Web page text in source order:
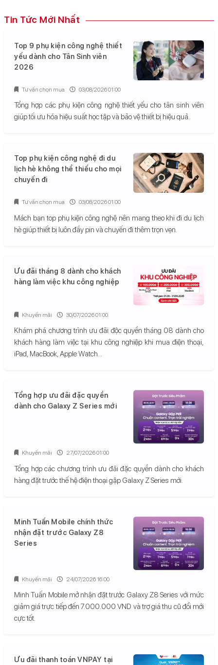
Tin Tức Mới Nhất
Top 9 phụ kiện công nghệ thiết
yếu dành cho Tân Sinh viên
2026
Tổng hợp các phụ kiện công nghệ thiết yếu cho tân sinh viên
giúp tối ưu hóa hiệu suất học tập và bảo vệ thiết bị hiệu quả.
Tư vấn chọn mua 03/08/2026 01:00
Top phụ kiện công nghệ đi du
lịch hè không thể thiếu cho mọi
chuyến đi
Mách bạn top phụ kiện công nghệ nên mang theo khi đi du lịch
hè giúp thiết bị luôn đầy pin và chuyến đi thêm trọn vẹn.
Tư vấn chọn mua 03/08/2026 01:00
Ưu đãi tháng 8 dành cho khách
hàng làm việc khu công nghiệp
Khám phá chương trình ưu đãi độc quyền tháng 08 dành cho
khách hàng làm việc tại khu công nghiệp khi mua điện thoại,
iPad, MacBook, Apple Watch...
Khuyến mãi 30/07/2026 01:00
Tổng hợp ưu đãi đặc quyền
dành cho Galaxy Z Series mới
Tổng hợp các chương trình ưu đãi đặc quyền dành cho khách
hàng đặt trước thế hệ điện thoại gập Galaxy Z Series mới.
Khuyến mãi 27/07/2026 01:00
Minh Tuấn Mobile chính thức
nhận đặt trước Galaxy Z8
Series
Minh Tuấn Mobile mở nhận đặt trước Galaxy Z8 Series với mức
giảm giá trực tiếp đến 7.000.000 VND và trợ giá thu cũ đổi mới
cực tốt.
Khuyến mãi 24/07/2026 16:00
Ưu đãi thanh toán VNPAY tại